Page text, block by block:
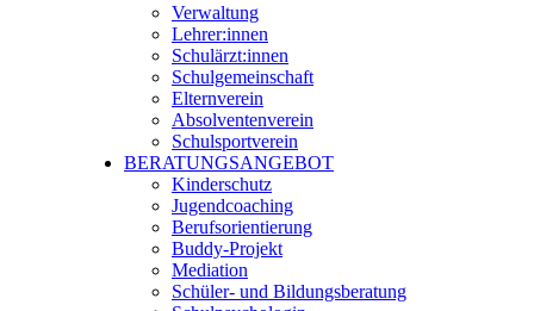
Verwaltung
Lehrer:innen
Schulärzt:innen
Schulgemeinschaft
Elternverein
Absolventenverein
Schulsportverein
BERATUNGSANGEBOT
Kinderschutz
Jugendcoaching
Berufsorientierung
Buddy-Projekt
Mediation
Schüler- und Bildungsberatung